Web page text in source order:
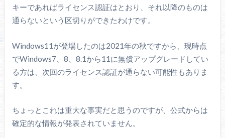
キーであればライセンス認証はとおり、それ以降のものは
通らないという区切りができたわけです。
Windows11が登場したのは2021年の秋ですから、現時点
でWindows7、8、8.1から11に無償アップグレードしてい
る方は、次回のライセンス認証が通らない可能性もありま
す。
ちょっとこれは重大な事実だと思うのですが、公式からは
確定的な情報が発表されていません。